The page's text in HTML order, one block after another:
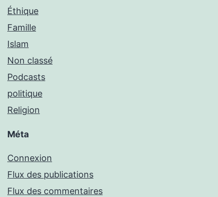
Éthique
Famille
Islam
Non classé
Podcasts
politique
Religion
Méta
Connexion
Flux des publications
Flux des commentaires